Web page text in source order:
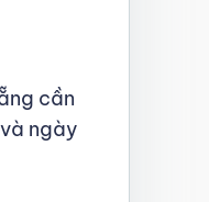
cần
ngày